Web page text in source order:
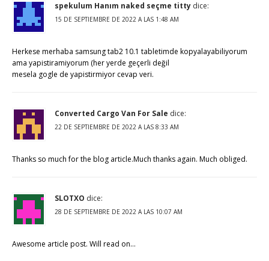
spekulum Hanım naked seçme titty dice:
15 DE SEPTIEMBRE DE 2022 A LAS 1:48 AM
Herkese merhaba samsung tab2 10.1 tabletimde kopyalayabiliyorum
ama yapistiramiyorum (her yerde geçerli değil
mesela gogle de yapistirmiyor cevap veri.
Converted Cargo Van For Sale dice:
22 DE SEPTIEMBRE DE 2022 A LAS 8:33 AM
Thanks so much for the blog article.Much thanks again. Much obliged.
SLOTXO dice:
28 DE SEPTIEMBRE DE 2022 A LAS 10:07 AM
Awesome article post. Will read on…